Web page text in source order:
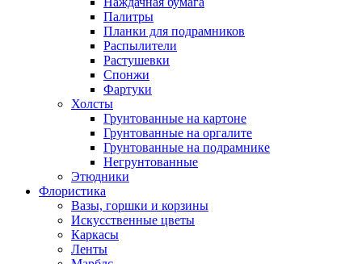
Палитры
Планки для подрамников
Распылители
Растушевки
Спонжи
Фартуки
Холсты
Грунтованные на картоне
Грунтованные на оргалите
Грунтованные на подрамнике
Негрунтованные
Этюдники
Флористика
Вазы, горшки и корзины
Искусственные цветы
Каркасы
Ленты